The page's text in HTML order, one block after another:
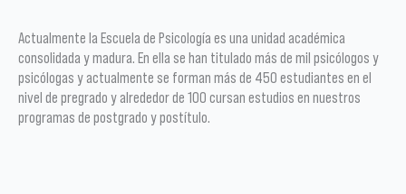
Actualmente la Escuela de Psicología es una unidad académica
consolidada y madura. En ella se han titulado más de mil psicólogos y
psicólogas y actualmente se forman más de 450 estudiantes en el
nivel de pregrado y alrededor de 100 cursan estudios en nuestros
programas de postgrado y postítulo.